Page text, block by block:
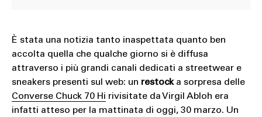
È stata una notizia tanto inaspettata quanto ben
accolta quella che qualche giorno si è diffusa
attraverso i più grandi canali dedicati a streetwear e
sneakers presenti sul web: un restocka sorpresa delle
Converse Chuck 70 Hi rivisitate da Virgil Abloh era
infatti atteso per la mattinata di oggi, 30 marzo. Un